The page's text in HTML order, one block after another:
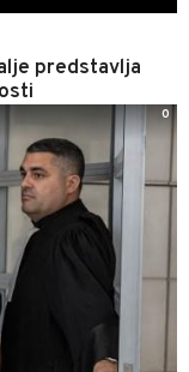
predstavlja
0